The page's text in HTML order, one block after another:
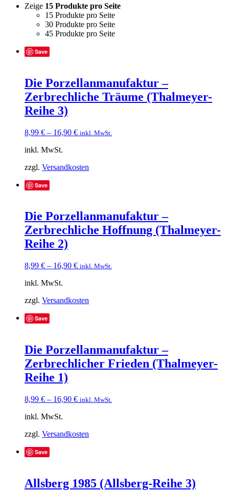
Zeige 15 Produkte pro Seite
15 Produkte pro Seite
30 Produkte pro Seite
45 Produkte pro Seite
Save
Die Porzellanmanufaktur –
Zerbrechliche Träume (Thalmeyer-
Reihe 3)
8,99 € – 16,90 € inkl. MwSt.
inkl. MwSt.
zzgl. Versandkosten
Save
Die Porzellanmanufaktur –
Zerbrechliche Hoffnung (Thalmeyer-
Reihe 2)
8,99 € – 16,90 € inkl. MwSt.
inkl. MwSt.
zzgl. Versandkosten
Save
Die Porzellanmanufaktur –
Zerbrechlicher Frieden (Thalmeyer-
Reihe 1)
8,99 € – 16,90 € inkl. MwSt.
inkl. MwSt.
zzgl. Versandkosten
Save
Allsberg 1985 (Allsberg-Reihe 3)